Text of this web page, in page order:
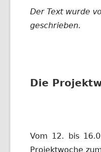
Der Text wurde
geschrieben.
Die
Vom 12. bis
Projektwoche